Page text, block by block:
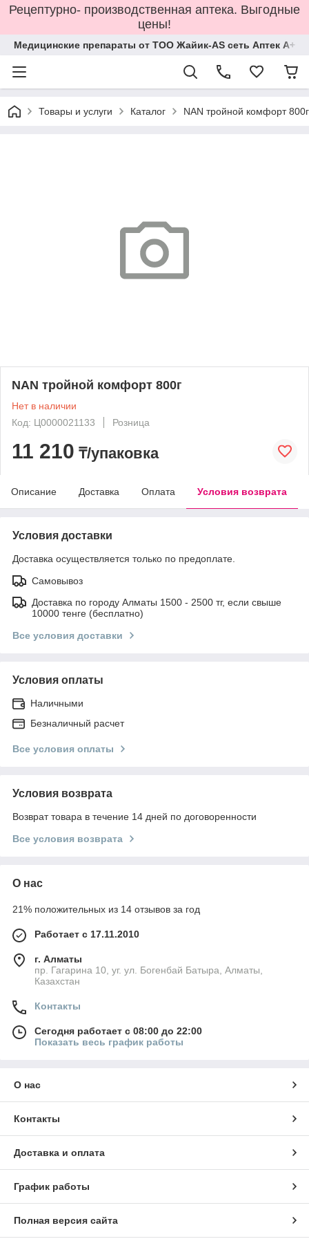
Рецептурно- производственная аптека. Выгодные
цены!
Медицинские препараты от ТОО Жайик-AS сеть Аптек А+
Товары и услуги Каталог NAN тройной комфорт 800г
NAN тройной комфорт 800г
Нет в наличии
Код: Ц0000021133
Розница
11 210 ₸/упаковка
Описание Доставка Оплата Условия возврата
Условия доставки
Доставка осуществляется только по предоплате.
Самовывоз
Доставка по городу Алматы 1500 - 2500 тг, если свыше
10000 тенге (бесплатно)
Все условия доставки
Условия оплаты
Наличными
Безналичный расчет
Все условия оплаты
Условия возврата
Возврат товара в течение 14 дней по договоренности
Все условия возврата
О нас
21% положительных из 14 отзывов за год
Работает с 17.11.2010
г. Алматы
пр. Гагарина 10, уг. ул. Богенбай Батыра, Алматы,
Казахстан
Контакты
Сегодня работает с 08:00 до 22:00
Показать весь график работы
О нас
Контакты
Доставка и оплата
График работы
Полная версия сайта